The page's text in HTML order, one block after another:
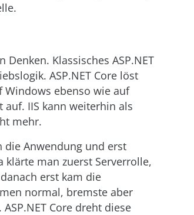
Klassisches ASP.NET
ASP.NET Core löst
Windows ebenso wie auf
IIS kann weiterhin als
mehr.
die Anwendung und erst
klärte man zuerst Serverrolle,
erst kam die
normal, bremste aber
Core dreht diese